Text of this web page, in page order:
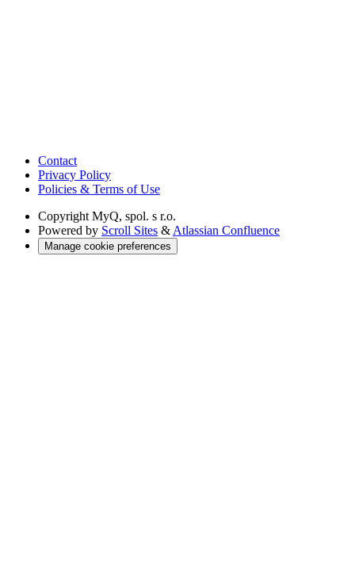
Contact
Privacy Policy
Policies & Terms of Use
Copyright MyQ, spol. s r.o.
Powered by Scroll Sites &Atlassian Confluence
Manage cookie preferences